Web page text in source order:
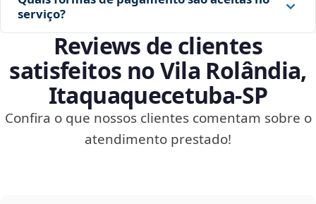
serviço?
Reviews de clientes
satisfeitos no Vila Rolândia,
Itaquaquecetuba‑SP
Confira o que nossos clientes comentam sobre o
atendimento prestado!